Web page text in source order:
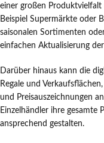
einer großen Produktvielfalt
Beispiel Supermärkte oder
saisonalen Sortimenten
einfachen Aktualisierung
Darüber hinaus kann die
Regale und
und Preisauszeichnungen
Einzelhändler ihre gesamte
ansprechend gestalten.